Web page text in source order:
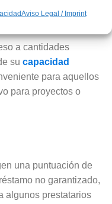
Aviso Legal / Imprint
a cantidades
su capacidad
para aquellos
para proyectos o
una puntuación de
no garantizado,
algunos prestatarios